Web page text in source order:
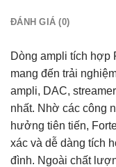
ĐÁNH GIÁ (0)
Dòng ampli tích hợp
mang đến trải
ampli, DAC,
nhất. Nhờ các công
hưởng tiên tiến,
xác và dễ dàng tích
đình. Ngoài chất